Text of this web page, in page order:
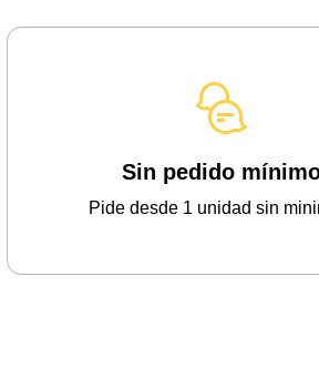
Sin pedido
Pide desde 1 unidad sin